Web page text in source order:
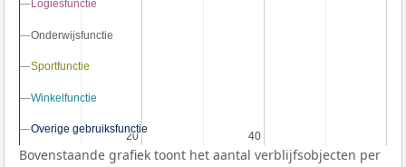
20
20 40
40
Logiesfunctie
Logiesfunctie
Onderwijsfunctie
Onderwijsfunctie
Sportfunctie
Sportfunctie
Winkelfunctie
Winkelfunctie
Overige gebruiksfunctie
Overige gebruiksfunctie
Bovenstaande grafiek toont het aantal verblijfsobjecten per